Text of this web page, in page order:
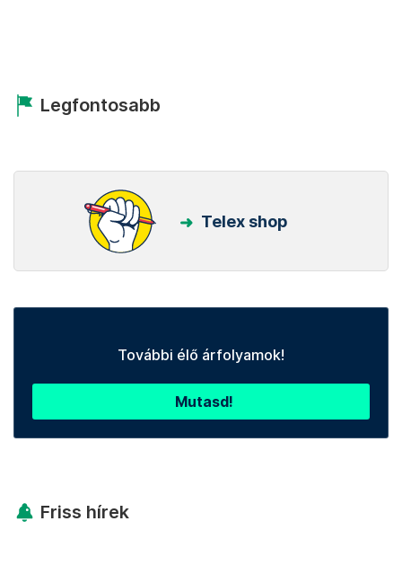
Legfontosabb
Telex shop
További élő árfolyamok!
Mutasd!
Friss hírek